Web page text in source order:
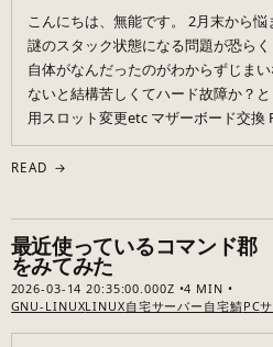
こんにちは、無能です。 2月末から
謎のスタック状態になる問題が恐ら
自体がなんだったのがわからずじま
ないと結構苦しくてハード故障か？
用スロット変更etc マザーボード交換
READ →
最近使っているコマンド郡
をみてみた
2026-03-14 20:35:00.000Z
4 MIN
GNU-LINUXLINUX自宅サーバー 自宅鯖PC